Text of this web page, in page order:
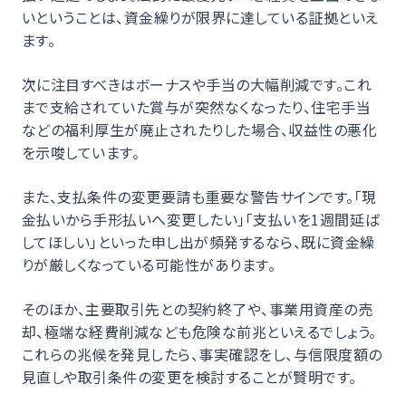
いということは、資金繰りが限界に達している証拠といえ
ます。
次に注目すべきはボーナスや手当の大幅削減です。これ
まで支給されていた賞与が突然なくなったり、住宅手当
などの福利厚生が廃止されたりした場合、収益性の悪化
を示唆しています。
また、支払条件の変更要請も重要な警告サインです。「現
金払いから手形払いへ変更したい」「支払いを1週間延ば
してほしい」といった申し出が頻発するなら、既に資金繰
りが厳しくなっている可能性があります。
そのほか、主要取引先との契約終了や、事業用資産の売
却、極端な経費削減なども危険な前兆といえるでしょう。
これらの兆候を発見したら、事実確認をし、与信限度額の
見直しや取引条件の変更を検討することが賢明です。